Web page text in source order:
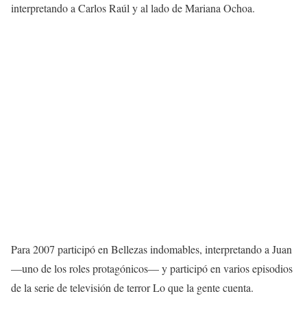
interpretando a Carlos Raúl y al lado de Mariana Ochoa.
Para 2007 participó en Bellezas indomables, interpretando a Juan
—uno de los roles protagónicos— y participó en varios episodios
de la serie de televisión de terror Lo que la gente cuenta.